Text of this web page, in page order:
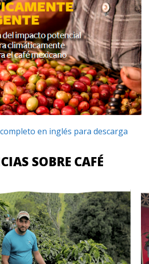
en inglés para descarga
SOBRE CAFÉ